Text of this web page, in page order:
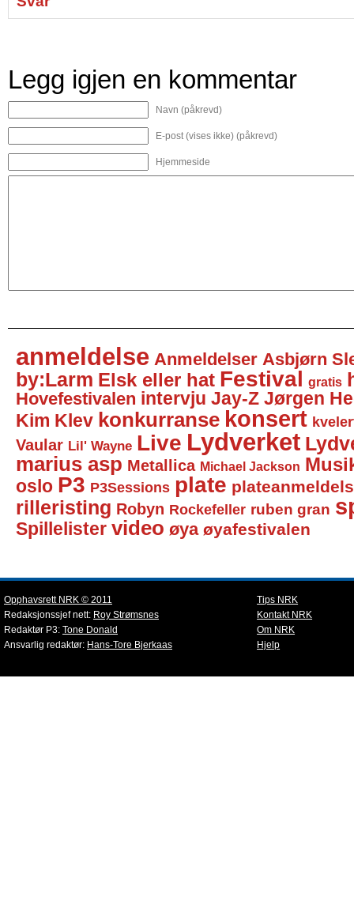
Legg igjen en kommentar
Navn (påkrevd)
E-post (vises ikke) (påkrevd)
Hjemmeside
anmeldelse Anmeldelser Asbjørn
by:Larm Elsk eller hat Festival gratis
Hovefestivalen intervju Jay-Z Jørgen
Kim Klev konkurranse konsert
Vaular Lil' Wayne Live Lydverket
marius asp Metallica Michael Jackson
oslo P3 P3Sessions plate
rilleristing Robyn Rockefeller ruben gran
Spillelister video øya øyafestivalen
Opphavsrett NRK © 2011
Redaksjonssjef nett: Roy Strømsnes
Redaktør P3: Tone Donald
Ansvarlig redaktør: Hans-Tore Bjerkaas
Tips NRK
Kontakt NRK
Om NRK
Hjelp